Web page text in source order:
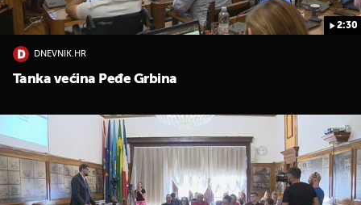
2:30
DNEVNIK.HR
Tanka većina Peđe Grbina